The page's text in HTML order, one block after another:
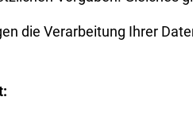
die Verarbeitung Ihrer